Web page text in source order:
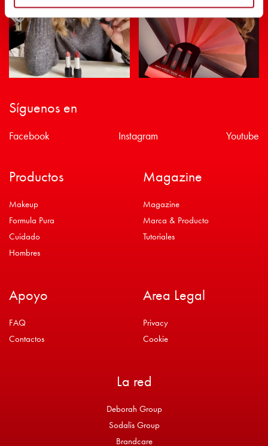
Síguenos en
Facebook Instagram Youtube
Productos
Makeup
Formula Pura
Cuidado
Hombres
Magazine
Magazine
Marca & Producto
Tutoriales
Apoyo
FAQ
Contactos
Area Legal
Privacy
Cookie
La red
Deborah Group
Sodalis Group
Brandcare